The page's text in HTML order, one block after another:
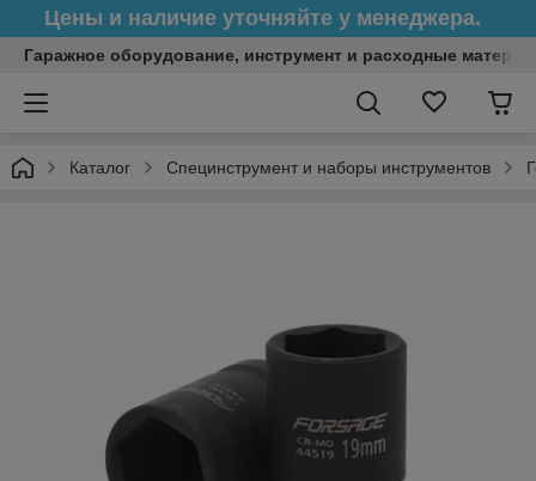
Цены и наличие уточняйте у менеджера.
Гаражное оборудование, инструмент и расходные
Каталог Специнструмент и наборы инструментов